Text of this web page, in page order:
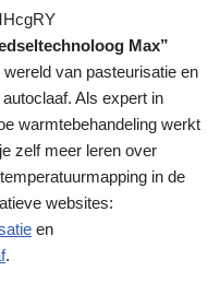
Max”
van pasteurisatie en
Als expert in
warmtebehandeling werkt
zelf meer leren over
in de
websites:
en
.